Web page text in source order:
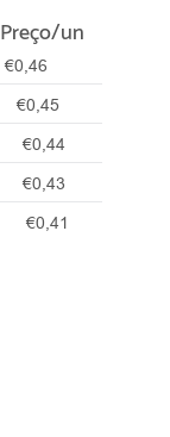
Preço/un
€0,46
€0,45
€0,44
€0,43
€0,41